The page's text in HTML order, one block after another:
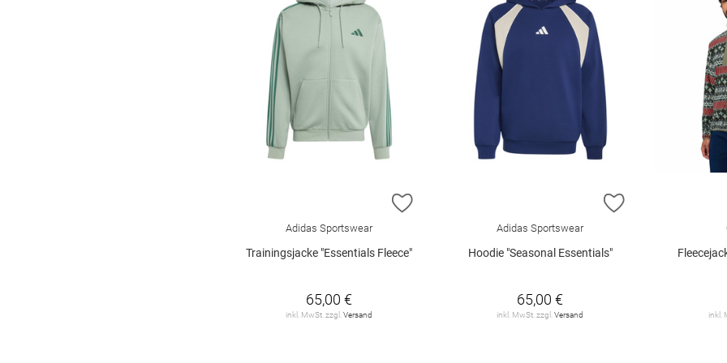
ZUR WUNSCHLISTE HINZUFÜGEN
Adidas Sportswear
Trainingsjacke "Essentials Fleece"
65,00 €
inkl. MwSt. zzgl. Versand
ZUR
Adidas Sportswear
Hoodie "Seasonal Essentials"
65,00 €
inkl. MwSt. zzgl.Versand inkl.